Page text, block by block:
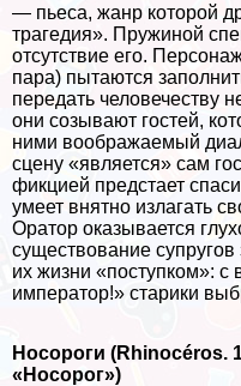
— пьеса, жанр которой
трагедия». Пружиной
отсутствие его.
пара) пытаются
передать человечеству
они созывают гостей,
ними воображаемый
сцену «является» сам
фикцией предстает
умеет внятно излагать
Оратор оказывается
существование
их жизни «поступком»: с
император!» старики
Носороги (Rhinocéros.
«Носорог»)